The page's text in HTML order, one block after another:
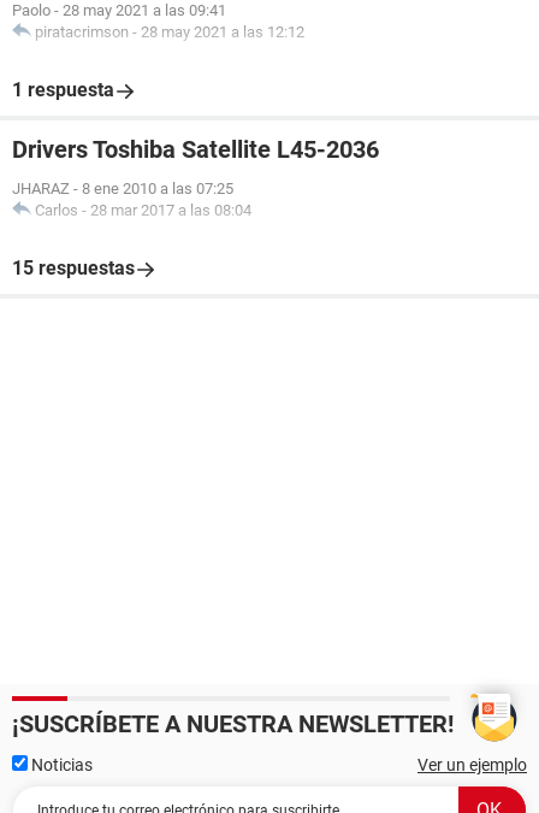
Paolo - 28 may 2021 a las 09:41
piratacrimson - 28 may 2021 a las 12:12
1 respuesta
Drivers Toshiba Satellite L45-2036
JHARAZ - 8 ene 2010 a las 07:25
Carlos - 28 mar 2017 a las 08:04
15 respuestas
¡SUSCRÍBETE A NUESTRA NEWSLETTER!
Noticias Ver un ejemplo